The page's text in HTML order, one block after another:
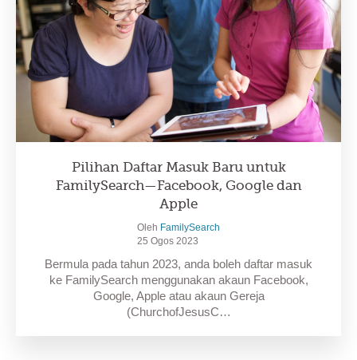
Pilihan Daftar Masuk Baru untuk
FamilySearch—Facebook, Google dan
Apple
Oleh FamilySearch
25 Ogos 2023
Bermula pada tahun 2023, anda boleh daftar masuk
ke FamilySearch menggunakan akaun Facebook,
Google, Apple atau akaun Gereja
(ChurchofJesusC…